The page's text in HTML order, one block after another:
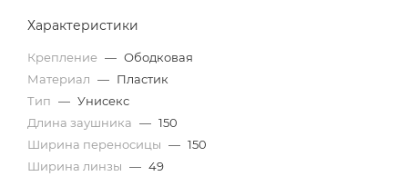
Характеристики
Крепление — Ободковая
Материал — Пластик
Тип — Унисекс
Длина заушника — 150
Ширина переносицы — 150
Ширина линзы — 49